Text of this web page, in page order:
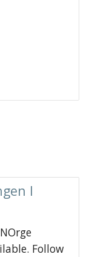
I
Follow